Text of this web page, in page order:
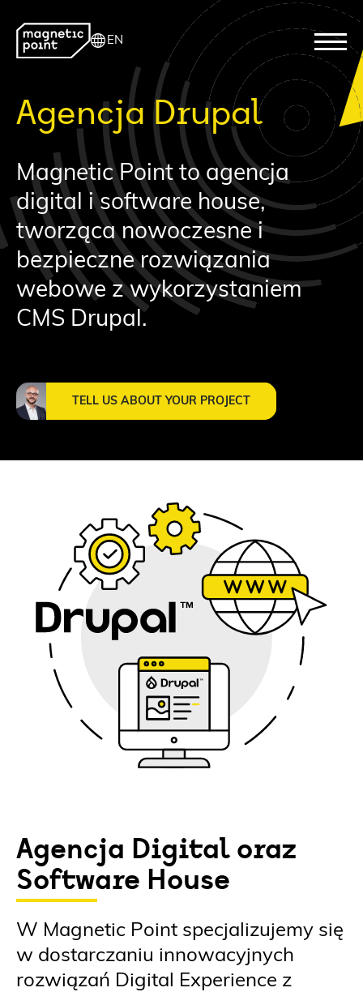
EN
Agencja Drupal
Magnetic Point to agencja
digital i software house,
tworząca nowoczesne i
bezpieczne rozwiązania
webowe z wykorzystaniem
CMS Drupal.
TELL US ABOUT YOUR PROJECT
Agencja Digital oraz
Software House
W Magnetic Point specjalizujemy się
w dostarczaniu innowacyjnych
rozwiązań Digital Experience z